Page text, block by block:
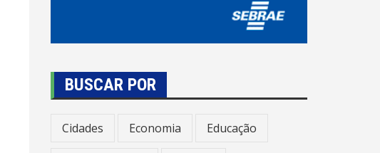
BUSCAR POR
Cidades Economia Educação